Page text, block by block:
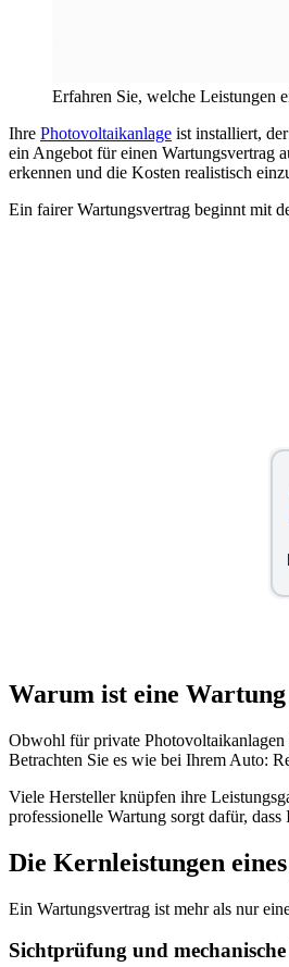
Erfahren Sie, welche Leistungen
Ihre Photovoltaikanlage ist installiert,
ein Angebot für einen Wartungsvertrag
erkennen und die Kosten realistisch
Ein fairer Wartungsvertrag beginnt mit
Warum ist eine
Obwohl für private Photovoltaikanlagen
Betrachten Sie es wie bei Ihrem Auto:
Viele Hersteller knüpfen ihre
professionelle Wartung sorgt dafür,
Die Kernleistungen
Ein Wartungsvertrag ist mehr als nur
Sichtprüfung und